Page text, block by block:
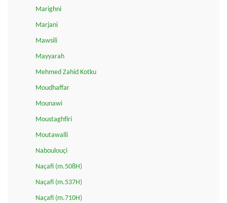
Marighni
Marjani
Mawsili
Mayyarah
Mehmed Zahid Kotku
Moudhaffar
Mounawi
Moustaghfiri
Moutawalli
Naboulouçi
Naçafi (m.508H)
Naçafi (m.537H)
Naçafi (m.710H)